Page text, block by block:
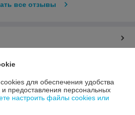
все отзывы
для обеспечения удобства
и предоставления персональных
настроить файлы cookies или